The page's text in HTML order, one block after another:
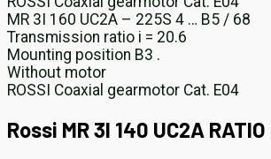
MR 3I 160 UC2A – 225S 4 … B5 / 68
Transmission ratio i = 20.6
Mounting position B3 .
Without motor
ROSSI Coaxial gearmotor Cat. E04
Rossi MR 3I 140 UC2A